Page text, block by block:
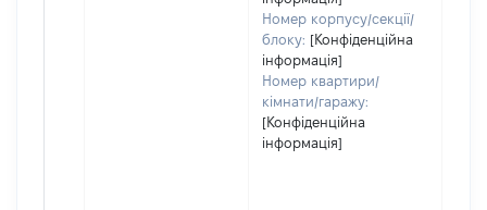
Номер корпусу/секції/
блоку: [Конфіденційна
інформація]
Номер квартири/
кімнати/гаражу:
[Конфіденційна
інформація]